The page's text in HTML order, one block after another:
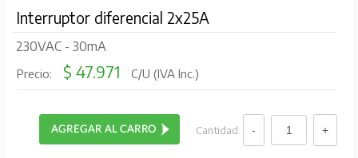
Interruptor diferencial 2x25A
230VAC - 30mA
Precio: $ 47.971 C/U (IVA Inc.)
Cantidad: